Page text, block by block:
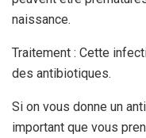
naissance.
Traitement : Cette
des antibiotiques.
Si on vous donne un
important que vous